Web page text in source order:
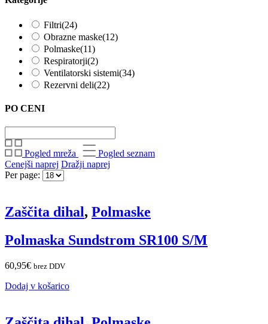
Filtri(24)
Obrazne maske(12)
Polmaske(11)
Respiratorji(2)
Ventilatorski sistemi(34)
Rezervni deli(22)
PO CENI
Pogled mreža
Pogled seznam
Cenejši naprej Dražji naprej
Per page:
Zaščita dihal, Polmaske
Polmaska Sundstrom SR100 S/M
60,95€ brez DDV
Dodaj v košarico